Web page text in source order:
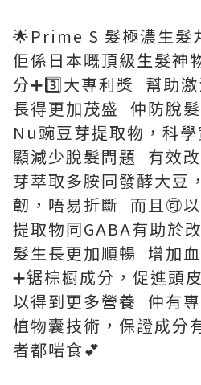
🌟Prime S 髮極濃生髮
佢係日本嘅頂級生髮神
分➕3️⃣大專利獎 幫助
長得更加茂盛 仲防脫
Nu豌豆芽提取物，科
顯減少脫髮問題 有效改
芽萃取多胺同發酵大豆
韌，唔易折斷 而且🉑
提取物同GABA有助於
髮生長更加順暢 增加
➕锯棕橱成分，促進頭
以得到更多營養 仲有
植物囊技術，保證成分
者都啱食💕